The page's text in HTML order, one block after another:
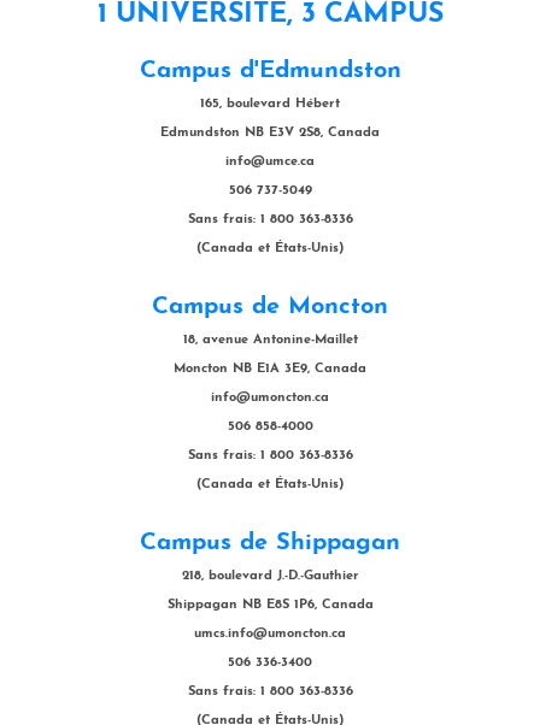
1 UNIVERSITÉ, 3 CAMPUS
Campus d'Edmundston
165, boulevard Hébert
Edmundston NB E3V 2S8, Canada
info@umce.ca
506 737-5049
Sans frais: 1 800 363-8336
(Canada et États-Unis)
Campus de Moncton
18, avenue Antonine-Maillet
Moncton NB E1A 3E9, Canada
info@umoncton.ca
506 858-4000
Sans frais: 1 800 363-8336
(Canada et États-Unis)
Campus de Shippagan
218, boulevard J.-D.-Gauthier
Shippagan NB E8S 1P6, Canada
umcs.info@umoncton.ca
506 336-3400
Sans frais: 1 800 363-8336
(Canada et États-Unis)